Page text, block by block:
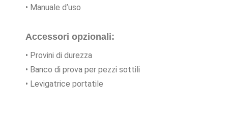
• Manuale d’uso
Accessori opzionali:
• Provini di durezza
• Banco di prova per pezzi sottili
• Levigatrice portatile